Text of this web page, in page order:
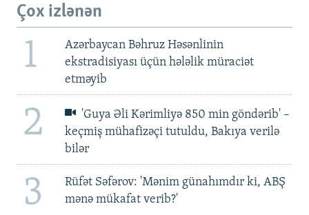
Çox izlənən
1
Azərbaycan Bəhruz Həsənlinin
ekstradisiyası üçün hələlik müraciət
etməyib
2
'Guya Əli Kərimliyə 850 min göndərib' –
keçmiş mühafizəçi tutuldu, Bakıya verilə
bilər
3
Rüfət Səfərov: 'Mənim günahımdır ki, ABŞ
mənə mükafat verib?'